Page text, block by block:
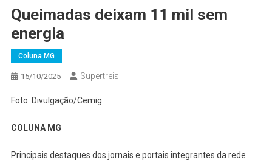
Queimadas deixam 11 mil sem
energia
Coluna MG
15/10/2025 Supertreis
Foto: Divulgação/Cemig
COLUNA MG
Principais destaques dos jornais e portais integrantes da rede